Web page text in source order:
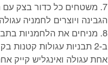
7. משטחים כל כדור בצק עם
הגבינה ויוצרים לחמניה
8. מניחים את הלחמניות